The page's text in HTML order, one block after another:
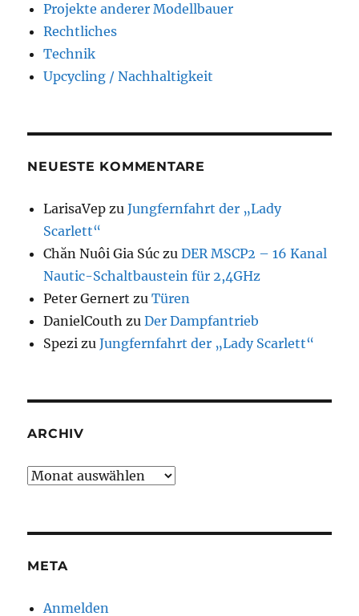
Projekte anderer Modellbauer
Rechtliches
Technik
Upcycling / Nachhaltigkeit
NEUESTE KOMMENTARE
LarisaVep zuJungfernfahrt der „Lady
Scarlett“
Chăn Nuôi Gia Súc zuDER MSCP2 – 16 Kanal
Nautic-Schaltbaustein für 2,4GHz
Peter Gernert zuTüren
DanielCouth zuDer Dampfantrieb
Spezi zuJungfernfahrt der „Lady Scarlett“
ARCHIV
Archiv
META
Anmelden